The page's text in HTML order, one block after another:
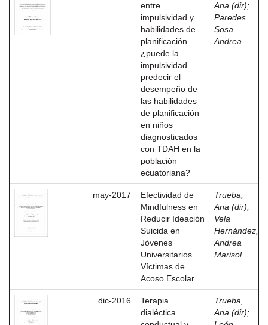
entre
impulsividad y
habilidades de
planificación
¿puede la
impulsividad
predecir el
desempeño de
las habilidades
de planificación
en niños
diagnosticados
con TDAH en la
población
ecuatoriana?
Ana (dir);
Paredes
Sosa,
Andrea
may-2017
Efectividad de
Mindfulness en
Reducir Ideación
Suicida en
Jóvenes
Universitarios
Víctimas de
Acoso Escolar
Trueba,
Ana (dir);
Vela
Hernández,
Andrea
Marisol
dic-2016
Terapia
dialéctica
Trueba,
Ana (dir);